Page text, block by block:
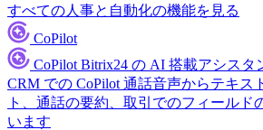
すべての人事と自動化の機能を見る
CoPilot
CoPilot Bitrix24 の AI 搭載アシスタ
CRM での CoPilot 通話音声からテキス
ト、通話の要約、取引でのフィールド
います